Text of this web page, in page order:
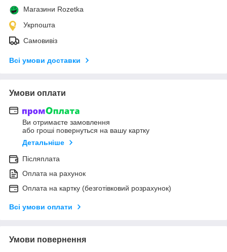
Магазини Rozetka
Укрпошта
Самовивіз
Всі умови доставки
Умови оплати
Ви отримаєте замовлення
або гроші повернуться на вашу картку
Детальніше
Післяплата
Оплата на рахунок
Оплата на картку (безготівковий розрахунок)
Всі умови оплати
Умови повернення